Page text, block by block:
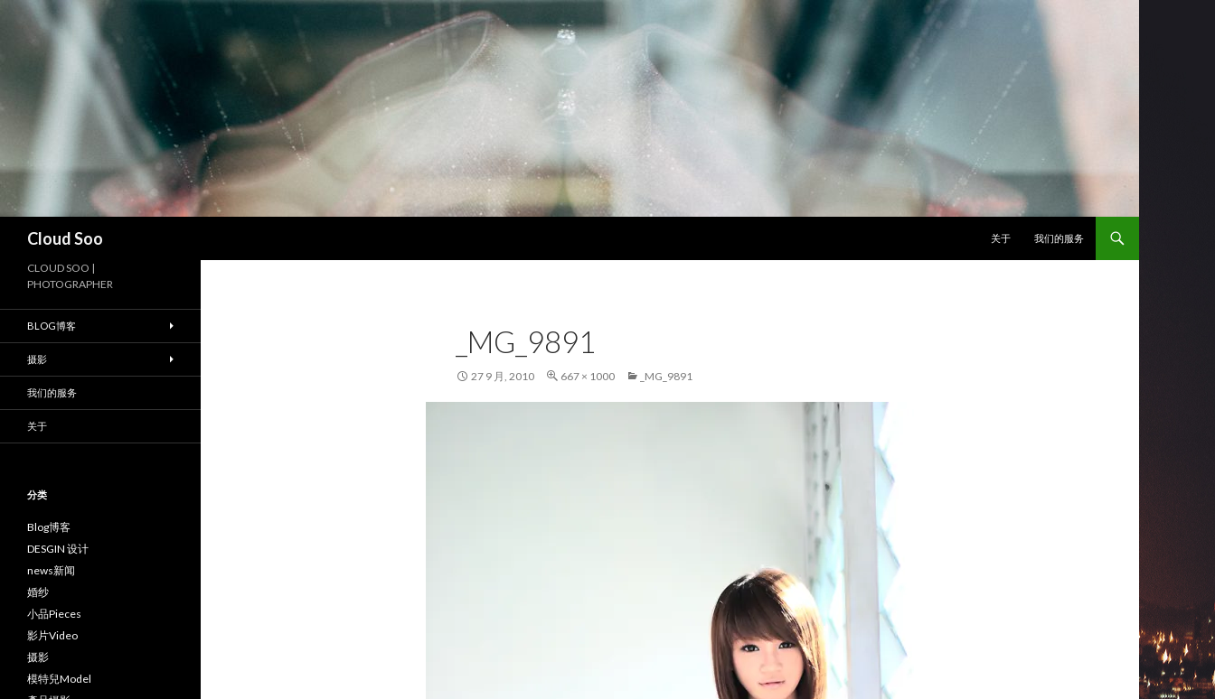
Cloud Soo
关于
我们的服务
_MG_9891
27 9 月, 2010 667 × 1000 _MG_9891
CLOUD SOO |
PHOTOGRAPHER
BLOG博客
摄影
我们的服务
关于
分类
Blog博客
DESGIN 设计
news新闻
婚纱
小品Pieces
影片Video
摄影
模特兒Model